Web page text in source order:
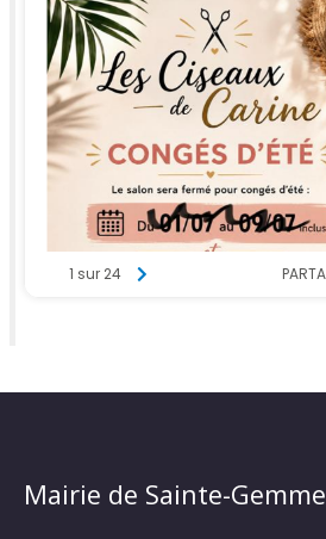
Mairie de Sainte-Gemme